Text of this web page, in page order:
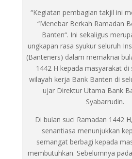
“Kegiatan pembagian takjil ini
“Menebar Berkah Ramadan
Banten“. Ini sekaligus
ungkapan rasa syukur seluruh
(Banteners) dalam memaknai
1442 H kepada masyarakat
wilayah kerja Bank Banten di
ujar Direktur Utama Bank
Syabarrudin.
Di bulan suci Ramadan 1442
senantiasa menunjukkan
semangat berbagi kepada
membutuhkan. Sebelumnya